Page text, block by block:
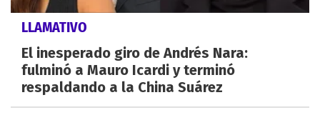
LLAMATIVO
El inesperado giro de Andrés Nara:
fulminó a Mauro Icardi y terminó
respaldando a la China Suárez